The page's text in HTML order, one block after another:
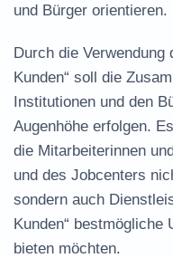
und Bürger orientieren.
Durch die Verwendung
Kunden“ soll die
Institutionen und den
Augenhöhe erfolgen.
die Mitarbeiterinnen
und des Jobcenters
sondern auch
Kunden“ bestmögliche
bieten möchten.